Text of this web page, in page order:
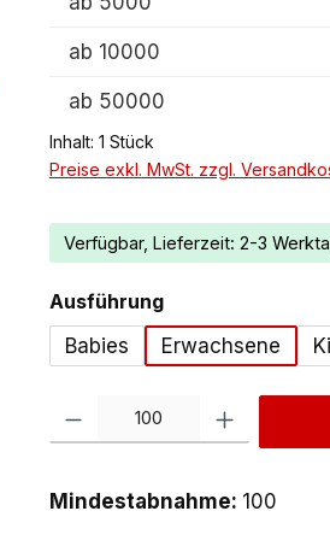
ab 10000
ab 50000
Inhalt: 1 Stück
Preise exkl. MwSt. zzgl.
Verfügbar, Lieferzeit: 2-3
Ausführungauswählen
Babies
Erwachsene
Produkt Anzahl: Gib den
Mindestabnahme: 100